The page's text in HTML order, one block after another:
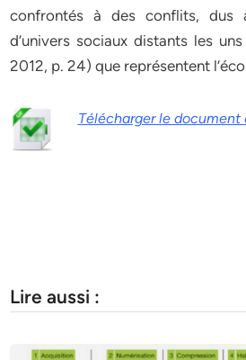
confrontés à des conflits, dus
d’univers sociaux distants les
2012, p. 24) que représentent
Télécharger le document
Lire aussi :